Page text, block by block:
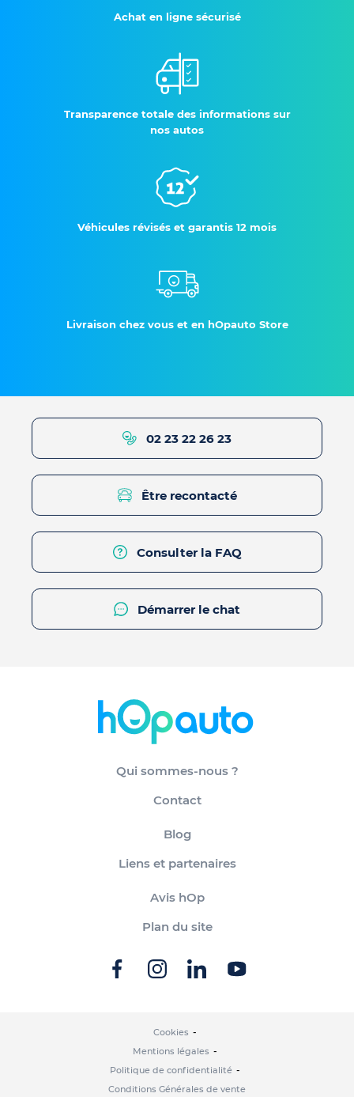
Achat en ligne sécurisé
Transparence totale des informations sur
nos autos
Véhicules révisés et garantis 12 mois
Livraison chez vous et en hOpauto Store
02 23 22 26 23
Être recontacté
Consulter la FAQ
Démarrer le chat
Qui sommes-nous ?
Contact
Blog
Liens et partenaires
Avis hOp
Plan du site
Cookies
Mentions légales
Politique de confidentialité
Conditions Générales de vente